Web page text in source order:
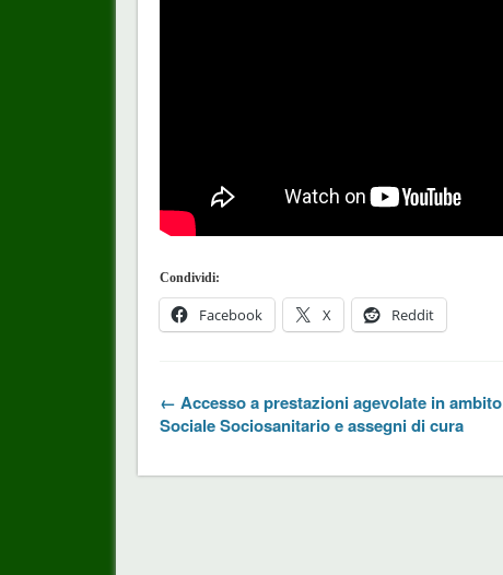
Condividi:
Facebook X Reddit
← Accesso a prestazioni agevolate in ambito
Sociale Sociosanitario e assegni di cura